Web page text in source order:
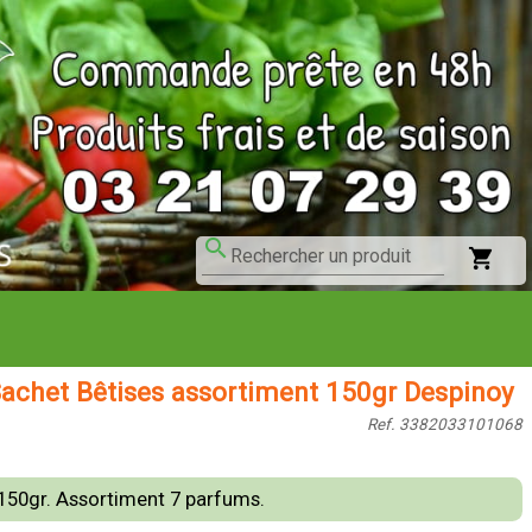
search Rechercher un produit shopping_cart
Bêtises assortiment 150gr Despinoy
Ref. 3382033101068
Assortiment 7 parfums.